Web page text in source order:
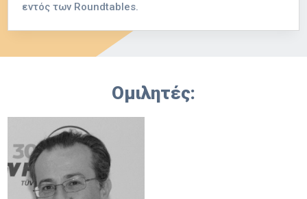
εντός των Roundtables.
Ομιλητές: